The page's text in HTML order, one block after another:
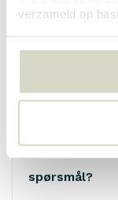
verzameld op
spørsmål?